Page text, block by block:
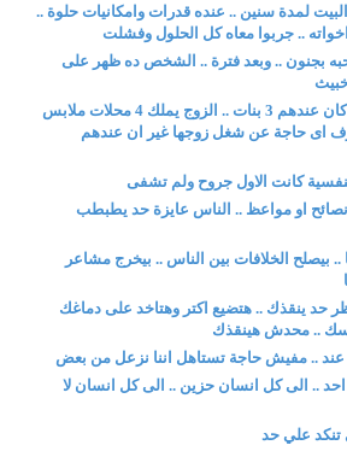
لمدة سنين .. عنده قدرات وامكانيات حلوة ..
.. جربوا معاه كل الحلول وفشلت
بجنون .. وبعد فترة .. الشخص ده ظهر على
زوج جميل وزوجته جميلة كان عندهم 3 بنات .. الزوج يملك 4 محلات ملابس
اى حاجة عن شغل زوجها غير ان عندهم
كانت الاول جروح ولم تشفى
او مواعظ .. الناس عايزة حد يطبطب
.. بيصلح الخلافات بين الناس .. بيخرج مشاعر
حد ينقذك .. هتضيع اكتر وهتاخد على دماغك
.. محدش هينقذك
.. مفيش حاجة تستاهل اننا نزعل من بعض
.. الى كل انسان حزين .. الى كل انسان لا
تنكد علي حد